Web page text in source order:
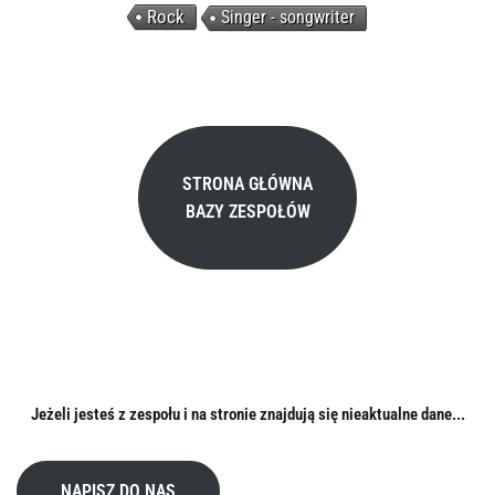
Rock Singer - songwriter
STRONA GŁÓWNA
BAZY ZESPOŁÓW
Jeżeli jesteś z zespołu i na stronie znajdują się nieaktualne dane...